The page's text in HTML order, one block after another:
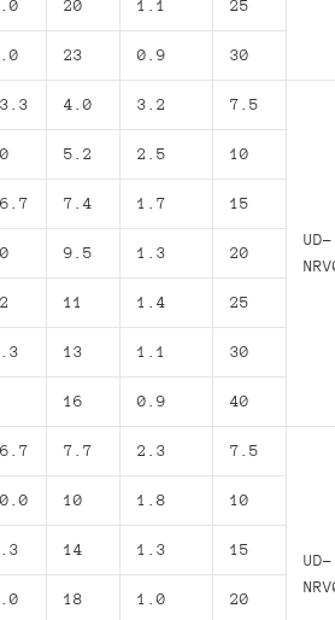
20 1.1 25
23 0.9 30
4.0 3.2 7.5
UD-
5.2 2.5 10
7.4 1.7 15
9.5 1.3 20
11 1.4 25
13 1.1 30
16 0.9 40
7.7 2.3 7.5
UD-
10 1.8 10
14 1.3 15
18 1.0 20